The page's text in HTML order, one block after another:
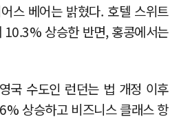
스 베어는 밝혔다. 호텔 스위트
10.3% 상승한 반면, 홍콩에서는
국 수도인 런던는 법 개정 이후
상승하고 비즈니스 클래스 항